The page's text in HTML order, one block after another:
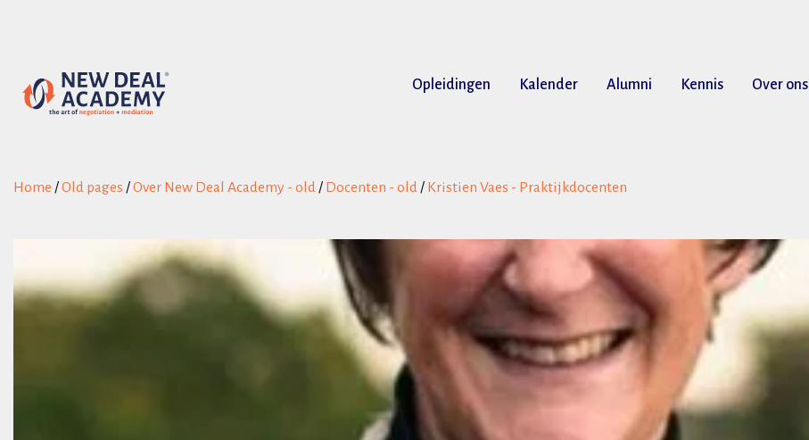
Opleidingen Kalender Alumni Kennis Over ons
Home /Old pages /Over New Deal Academy - old/ Docenten - old/ Kristien Vaes - Praktijkdocenten